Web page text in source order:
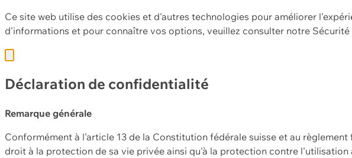
Ce site web utilise des cookies et d'autres technologies pour améliorer
d'informations et pour connaître vos options, veuillez consulter notre
Déclaration de confidentialité
Remarque générale
Conformément à l'article 13 de la Constitution fédérale suisse et au
droit à la protection de sa vie privée ainsi qu'à la protection contre